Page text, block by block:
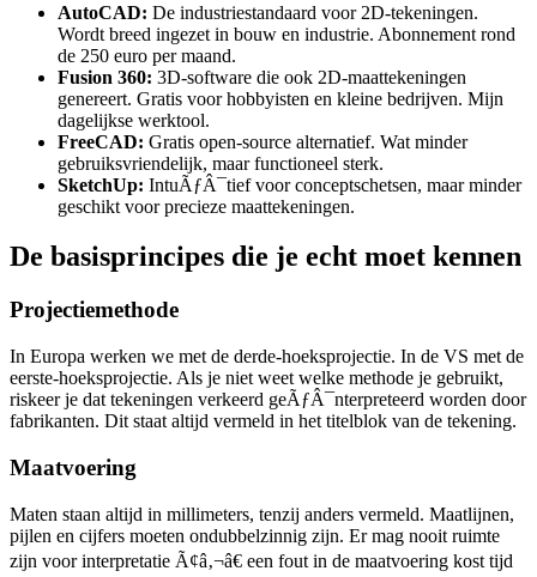
AutoCAD: De industriestandaard voor 2D-tekeningen.
Wordt breed ingezet in bouw en industrie. Abonnement rond
de 250 euro per maand.
Fusion 360: 3D-software die ook 2D-maattekeningen
genereert. Gratis voor hobbyisten en kleine bedrijven. Mijn
dagelijkse werktool.
FreeCAD: Gratis open-source alternatief. Wat minder
gebruiksvriendelijk, maar functioneel sterk.
SketchUp: IntuÃƒÂ¯tief voor conceptschetsen, maar minder
geschikt voor precieze maattekeningen.
De basisprincipes die je echt moet kennen
Projectiemethode
In Europa werken we met de derde-hoeksprojectie. In de VS met de
eerste-hoeksprojectie. Als je niet weet welke methode je gebruikt,
riskeer je dat tekeningen verkeerd geÃƒÂ¯nterpreteerd worden door
fabrikanten. Dit staat altijd vermeld in het titelblok van de tekening.
Maatvoering
Maten staan altijd in millimeters, tenzij anders vermeld. Maatlijnen,
pijlen en cijfers moeten ondubbelzinnig zijn. Er mag nooit ruimte
zijn voor interpretatie Ã¢â‚¬â€ een fout in de maatvoering kost tijd